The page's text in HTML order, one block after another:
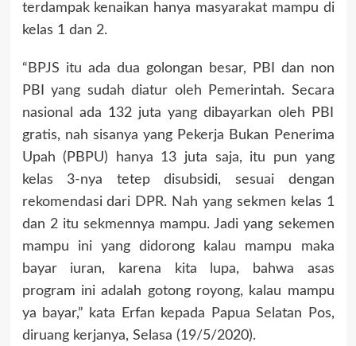
terdampak kenaikan hanya masyarakat mampu di
kelas 1 dan 2.
“BPJS itu ada dua golongan besar, PBI dan non
PBI yang sudah diatur oleh Pemerintah. Secara
nasional ada 132 juta yang dibayarkan oleh PBI
gratis, nah sisanya yang Pekerja Bukan Penerima
Upah (PBPU) hanya 13 juta saja, itu pun yang
kelas 3-nya tetep disubsidi, sesuai dengan
rekomendasi dari DPR. Nah yang sekmen kelas 1
dan 2 itu sekmennya mampu. Jadi yang sekemen
mampu ini yang didorong kalau mampu maka
bayar iuran, karena kita lupa, bahwa asas
program ini adalah gotong royong, kalau mampu
ya bayar,” kata Erfan kepada Papua Selatan Pos,
diruang kerjanya, Selasa (19/5/2020).